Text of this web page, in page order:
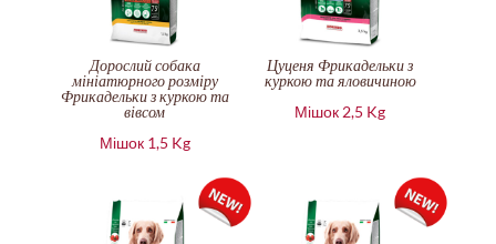
Дорослий собака
мініатюрного розміру
Фрикадельки з куркою та
вівсом
Мішок 1,5 Kg
Цуценя Фрикадельки з
куркою та яловичиною
Мішок 2,5 Kg